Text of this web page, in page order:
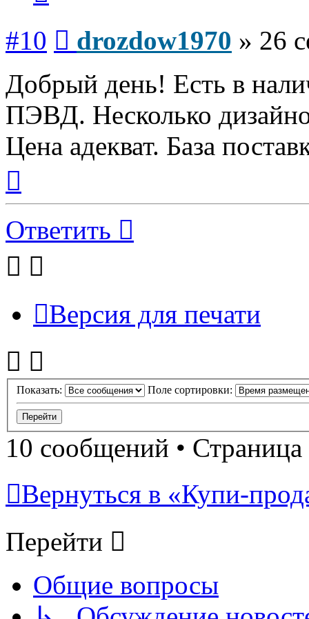
#10 drozdow1970 » 26
Добрый день! Есть в
ПЭВД. Несколько
Цена адекват. База
началу
Ответить
Версия для печати
Показать: Поле сортировки:
10 сообщений • Страница
Вернуться в «Купи-
Перейти
Общие вопросы